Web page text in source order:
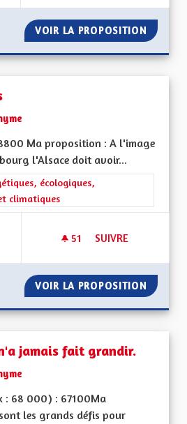
VOIR LA PROPOSITION
Ma proposition : A l'image
l'Alsace doit avoir...
la catégorie : Les transitions
écologiques,
climatiques
51 51 ABONNÉS
SUIVRE
VOIR LA PROPOSITION PISTES
jamais fait grandir.
: 68 000) : 67100Ma
les grands défis pour